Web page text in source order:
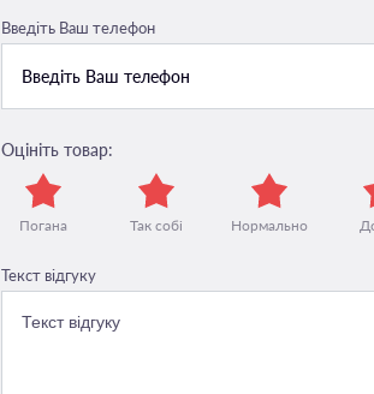
Введіть Ваш телефон
Оцініть товар:
Погана Так собі Нормально
Текст відгуку